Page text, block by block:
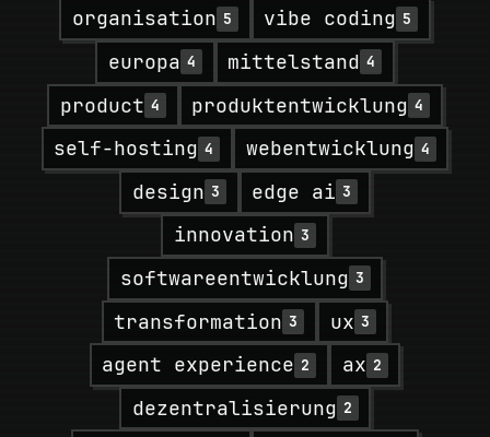
organisation 5 vibe coding 5
europa 4 mittelstand 4
product 4 produktentwicklung 4
self-hosting 4 webentwicklung 4
design 3 edge ai 3
innovation 3
softwareentwicklung 3
transformation 3 ux 3
agent experience 2 ax 2
dezentralisierung 2